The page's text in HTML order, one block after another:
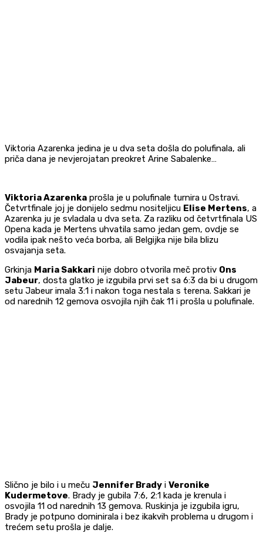
Viktoria Azarenka jedina je u dva seta došla do polufinala, ali
priča dana je nevjerojatan preokret Arine Sabalenke…
Viktoria Azarenka prošla je u polufinale turnira u Ostravi.
Četvrtfinale joj je donijelo sedmu nositeljicu Elise Mertens, a
Azarenka ju je svladala u dva seta. Za razliku od četvrtfinala US
Opena kada je Mertens uhvatila samo jedan gem, ovdje se
vodila ipak nešto veća borba, ali Belgijka nije bila blizu
osvajanja seta.
Grkinja Maria Sakkari nije dobro otvorila meč protiv Ons
Jabeur, dosta glatko je izgubila prvi set sa 6:3 da bi u drugom
setu Jabeur imala 3:1 i nakon toga nestala s terena. Sakkari je
od narednih 12 gemova osvojila njih čak 11 i prošla u polufinale.
Slično je bilo i u meču Jennifer Brady i Veronike
Kudermetove. Brady je gubila 7:6, 2:1 kada je krenula i
osvojila 11 od narednih 13 gemova. Ruskinja je izgubila igru,
Brady je potpuno dominirala i bez ikakvih problema u drugom i
trećem setu prošla je dalje.